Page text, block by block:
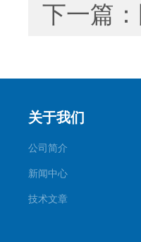
下一篇：
关于我们
公司简介
新闻中心
技术文章